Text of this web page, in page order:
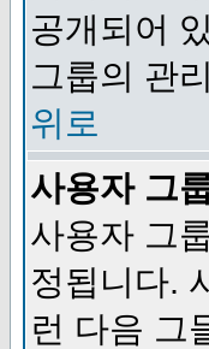
공개되어
그룹의 관
위로
사용자 그
사용자 그
정됩니다.
런 다음 그